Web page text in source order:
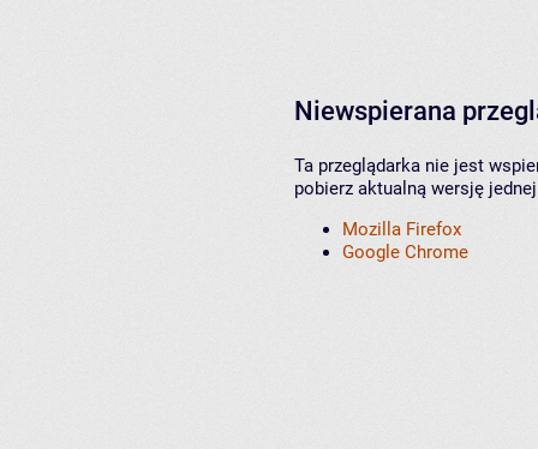
Niewspierana
Ta przeglądarka nie jest
pobierz aktualną wersję
Mozilla Firefox
Google Chrome